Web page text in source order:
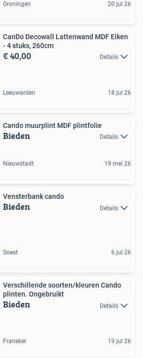
Groningen 20 jul 26
CanDo Decowall Lattenwand MDF Eiken
- 4 stuks, 260cm
€ 40,00 Details
Leeuwarden 18 jul 26
Cando muurplint MDF plintfolie
Bieden Details
Nieuwstadt 19 mei 26
Vensterbank cando
Bieden Details
Soest 6 jul 26
Verschillende soorten/kleuren Cando
plinten. Ongebruikt
Bieden Details
Franeker 19 jul 26